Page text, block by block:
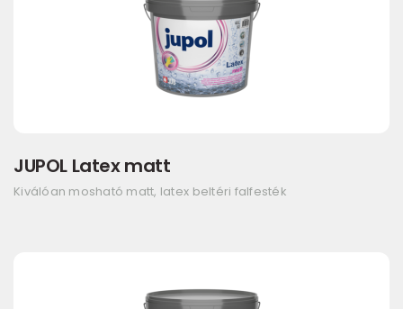
JUPOL Latex matt
Kiválóan mosható matt, latex beltéri falfesték